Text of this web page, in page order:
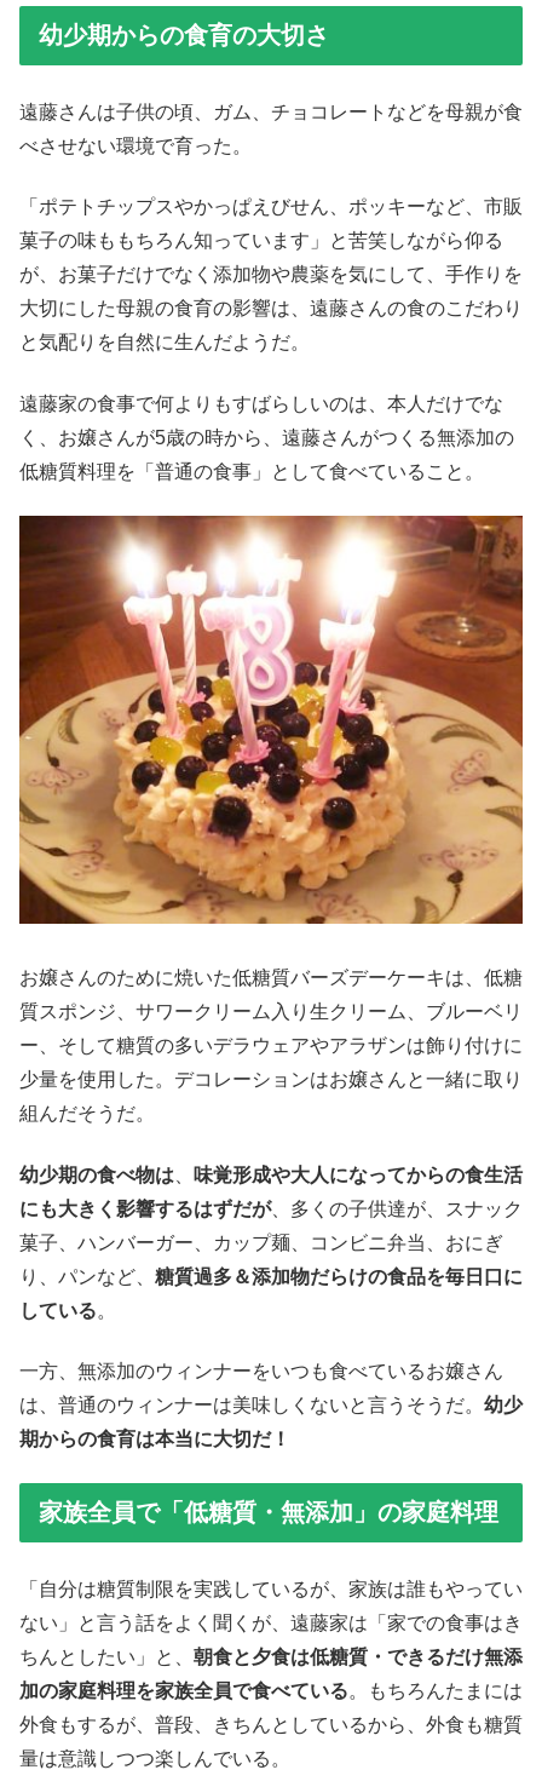
幼少期からの食育の大切さ
遠藤さんは子供の頃、ガム、チョコレートなどを母親が食
べさせない環境で育った。
「ポテトチップスやかっぱえびせん、ポッキーなど、市販
菓子の味ももちろん知っています」と苦笑しながら仰る
が、お菓子だけでなく添加物や農薬を気にして、手作りを
大切にした母親の食育の影響は、遠藤さんの食のこだわり
と気配りを自然に生んだようだ。
遠藤家の食事で何よりもすばらしいのは、本人だけでな
く、お嬢さんが5歳の時から、遠藤さんがつくる無添加の
低糖質料理を「普通の食事」として食べていること。
お嬢さんのために焼いた低糖質バーズデーケーキは、低糖
質スポンジ、サワークリーム入り生クリーム、ブルーベリ
ー、そして糖質の多いデラウェアやアラザンは飾り付けに
少量を使用した。デコレーションはお嬢さんと一緒に取り
組んだそうだ。
幼少期の食べ物は
味覚形成や大人になってからの食生活
にも大きく影響するはずだが、多くの子供達が、スナック
菓子、ハンバーガー、カップ麺、コンビニ弁当、おにぎ
り、パンなど、 糖質過多＆添加物だらけの食品を毎日口に
している。
一方、無添加のウィンナーをいつも食べているお嬢さん
は、普通のウィンナーは美味しくないと言うそうだ。 幼少
期からの食育は本当に大切だ！
家族全員で「低糖質・無添加」の家庭料理
「自分は糖質制限を実践しているが、家族は誰もやってい
ない」と言う話をよく聞くが、遠藤家は「家での食事はき
ちんとしたい」と、 朝食と夕食は低糖質・できるだけ無添
加の家庭料理を家族全員で食べている。もちろんたまには
外食もするが、普段、きちんとしているから、外食も糖質
量は意識しつつ楽しんでいる。